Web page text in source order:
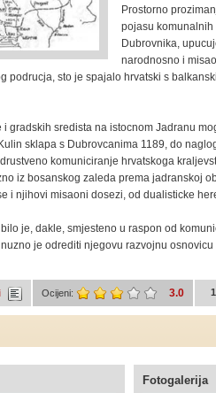
Prostorno
pojasu komunalnih
Dubrovnika,
narodnosno i
podrucja, sto je spajalo hrvatski s
gradskih sredista na istocnom Jadranu
sklapa s Dubrovcanima 1189, do
komuniciranje hrvatskoga
iz bosanskog zaleda prema jadranskoj
i njihovi misaoni dosezi, od dualisticke
je, dakle, smjesteno u raspon od
je odrediti njegovu razvojnu
Ocijeni: 3.0
Fotogalerija